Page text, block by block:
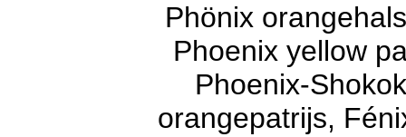
Phönix
Phoenix yellow
Phoenix-
orangepatrijs,